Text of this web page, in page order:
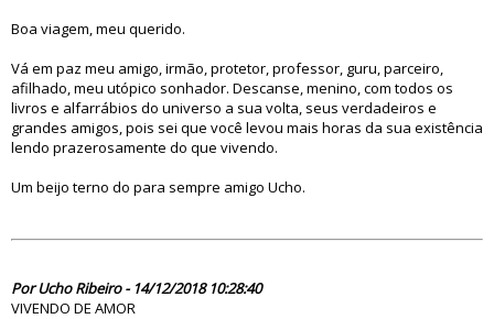
Boa viagem, meu querido.
Vá em paz meu amigo, irmão, protetor, professor, guru, parceiro,
afilhado, meu utópico sonhador. Descanse, menino, com todos os
livros e alfarrábios do universo a sua volta, seus verdadeiros e
grandes amigos, pois sei que você levou mais horas da sua existência
lendo prazerosamente do que vivendo.
Um beijo terno do para sempre amigo Ucho.
Por Ucho Ribeiro - 14/12/2018 10:28:40
VIVENDO DE AMOR